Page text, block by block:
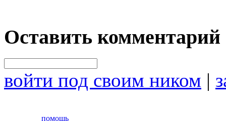
Оставить комментарий
войти под своим ником |
помощь